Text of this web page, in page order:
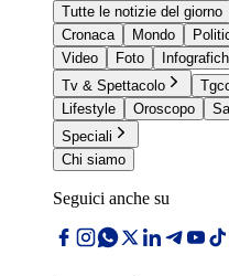
Tutte le notizie del giorno
Cronaca
Mondo
Video
Foto
Tv & Spettacolo
Lifestyle
Oroscopo
Speciali
Chi siamo
Seguici anche su